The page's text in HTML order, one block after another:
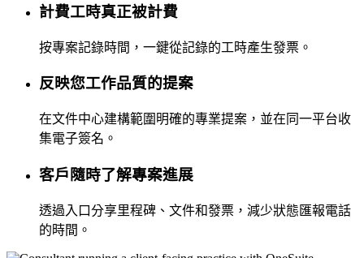
計費工時真正被計費
按專案記錄時間，一鍵從記錄的工時產生發票。
反映您工作品質的提案
在文件中心建構範圍明確的專業提案，並在同一平台收
集電子簽名。
客戶隨時了解專案進展
透過入口分享里程碑、文件和發票，減少狀態匯報電話
的時間。